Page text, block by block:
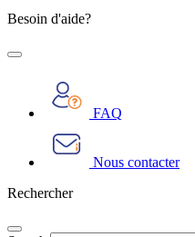
Besoin d'aide?
FAQ
Nous contacter
Rechercher